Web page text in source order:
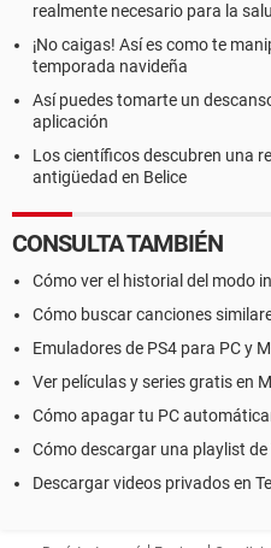
realmente necesario para la
¡No caigas! Así es como te
temporada navideña
Así puedes tomarte un
aplicación
Los científicos descubren una
antigüedad en Belice
CONSULTA TAMBIÉN
Cómo ver el historial del modo
Cómo buscar canciones
Emuladores de PS4 para PC y
Ver películas y series gratis en
Cómo apagar tu PC
Cómo descargar una playlist de
Descargar videos privados en